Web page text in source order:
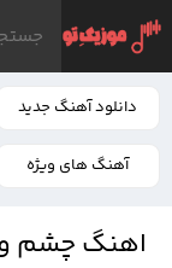
دانلود آهنگ جدید
آهنگ های ویژه
اهنگ چشم